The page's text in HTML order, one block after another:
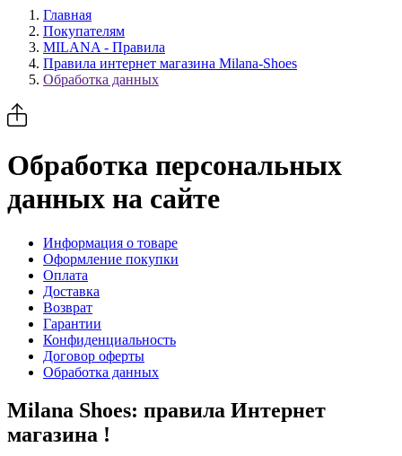
Главная
Покупателям
MILANA - Правила
Правила интернет магазина Milana-Shoes
Обработка данных
Обработка персональных
данных на сайте
Информация о товаре
Оформление покупки
Оплата
Доставка
Возврат
Гарантии
Конфиденциальность
Договор оферты
Обработка данных
Milana Shoes: правила Интернет
магазина !